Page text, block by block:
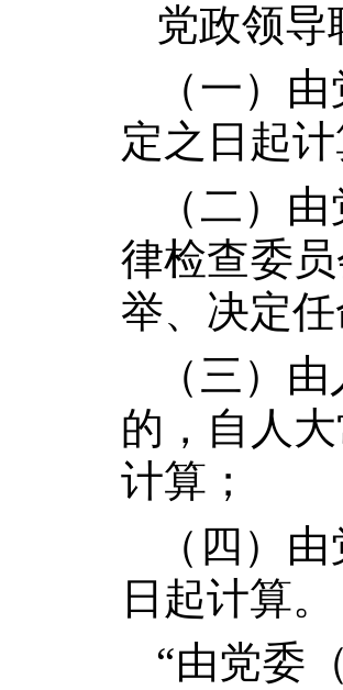
党政领导
（一）
定之日起计
（二）
律检查委
举、决定
（三）
的，自人
计算；
（四）
日起计算。
“由党委